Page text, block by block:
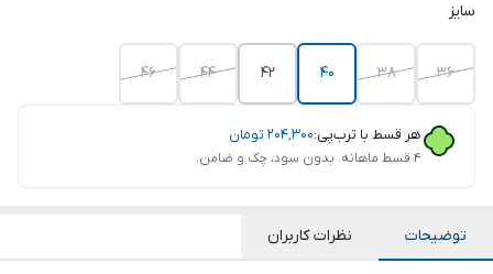
سایز
36
38
40
42
44
46
هر قسط با ترب‌پی:۲۰۴٬۳۰۰ تومان
۴ قسط ماهانه. بدون سود، چک و ضامن.
توضیحات نظرات کاربران